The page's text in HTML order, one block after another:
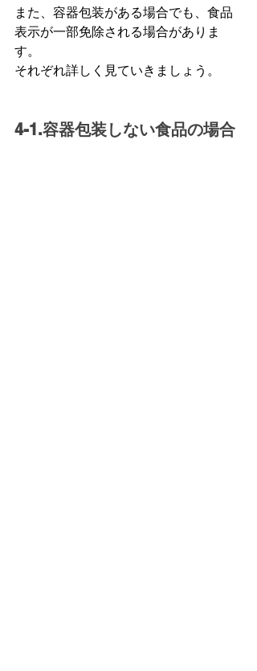
また、容器包装がある場合でも、食品
表示が一部免除される場合がありま
す。
それぞれ詳しく見ていきましょう。
4-1.容器包装しない食品の場合